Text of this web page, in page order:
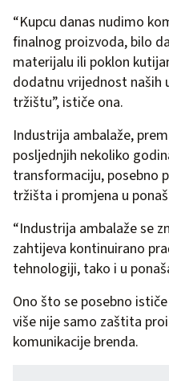
“Kupcu danas nudimo
finalnog proizvoda, bilo
materijalu ili poklon
dodatnu vrijednost naših
tržištu”, ističe ona.
Industrija ambalaže,
posljednjih nekoliko
transformaciju, posebno
tržišta i promjena u
“Industrija ambalaže se
zahtijeva kontinuirano
tehnologiji, tako i u
Ono što se posebno
više nije samo zaštita
komunikacije brenda.